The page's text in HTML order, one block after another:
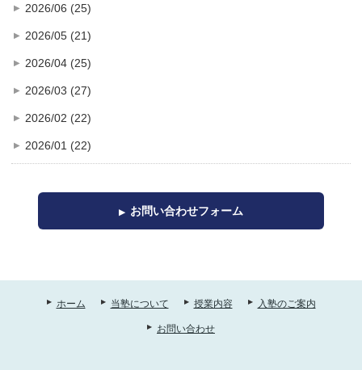
2026/06 (25)
2026/05 (21)
2026/04 (25)
2026/03 (27)
2026/02 (22)
2026/01 (22)
お問い合わせフォーム
ホーム 当塾について 授業内容 入塾のご案内
お問い合わせ